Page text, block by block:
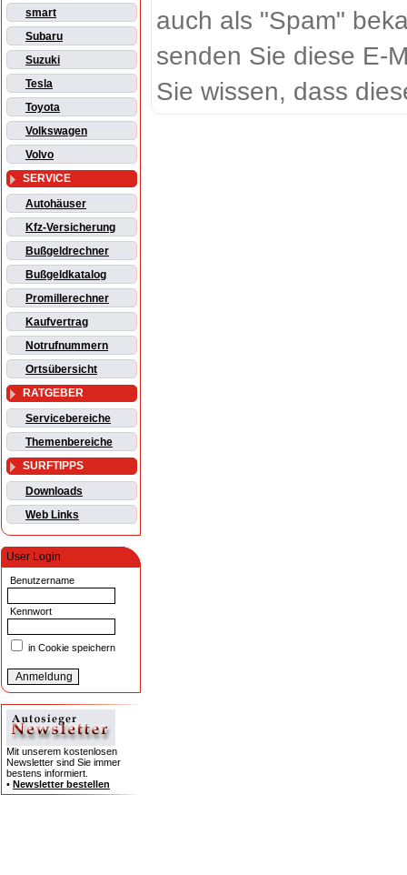
smart
Subaru
Suzuki
Tesla
Toyota
Volkswagen
Volvo
SERVICE
Autohäuser
Kfz-Versicherung
Bußgeldrechner
Bußgeldkatalog
Promillerechner
Kaufvertrag
Notrufnummern
Ortsübersicht
RATGEBER
Servicebereiche
Themenbereiche
SURFTIPPS
Downloads
Web Links
User Login
Benutzername
Kennwort
in Cookie speichern
Mit unserem kostenlosen
Newsletter sind Sie immer
bestens informiert.
• Newsletter bestellen
auch als "Spam"
senden Sie diese E-
Sie wissen, dass